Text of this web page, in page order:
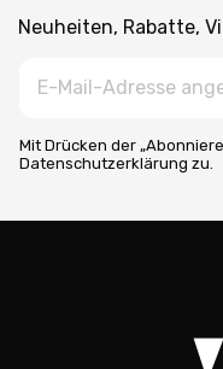
Neuheiten, Rabatte,
Mit Drücken der
Datenschutzerklärung zu.